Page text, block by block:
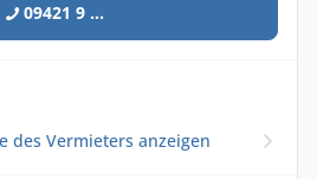
09421 9 ...
des Vermieters anzeigen